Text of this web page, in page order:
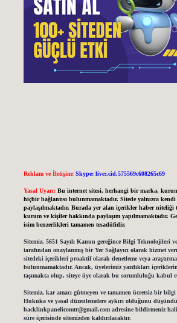
Reklam ve İletişim: Skype: live:.cid.575569c608265c69
Yasal Uyarı: Bu internet sitesi, herhangi bir marka,
hiçbir bağlantısı bulunmamaktadır. Sitede yalnızca kendi
paylaşılmaktadır. Burada yer alan içerikler haber niteliği
kurum ve kişiler hakkında paylaşım yapılmamaktadır.
isim benzerlikleri tamamen tesadüfidir.
Sitemiz, 5651 Sayılı Kanun gereğince Bilgi Teknolojileri
tarafından onaylanmış bir Yer Sağlayıcı olarak hizmet
sitedeki içerikleri proaktif olarak denetleme veya
bulunmamaktadır. Ancak, üyelerimiz yazdıkları
taşımakta olup, siteye üye olarak bu sorumluluğu kabul
Sitemiz, kar amacı gütmeyen ve tamamen ücretsiz bir
Hukuka ve yasal düzenlemelere aykırı olduğunu
backlinkpanelicomtr@gmail.comadresine bildirmeniz
süre içerisinde sitemizden kaldırılacaktır.